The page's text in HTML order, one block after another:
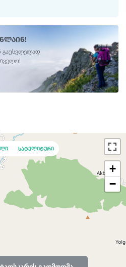
გაუსვლელად
+
−
სატელიტური